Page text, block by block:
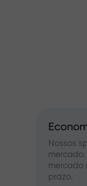
Nossos
mercado
prazo.